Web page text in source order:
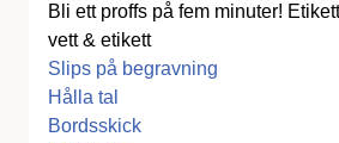
Bli ett proffs på fem minuter!
vett & etikett
Slips på begravning
Hålla tal
Bordsskick